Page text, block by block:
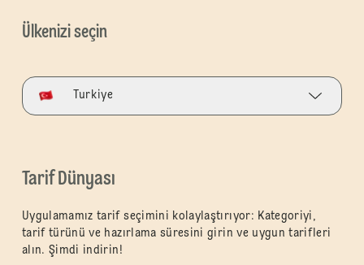
Ülkenizi seçin
Turkiye
Tarif Dünyası
Uygulamamız tarif seçimini kolaylaştırıyor: Kategoriyi,
tarif türünü ve hazırlama süresini girin ve uygun tarifleri
alın. Şimdi indirin!